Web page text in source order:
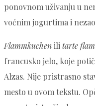
ponovnom uživanju u
voćnim jogurtima i
Flammkuchenili tarte
francusko jelo, koje
Alzas. Nije pristrasno
mesto u ovom tekstu.